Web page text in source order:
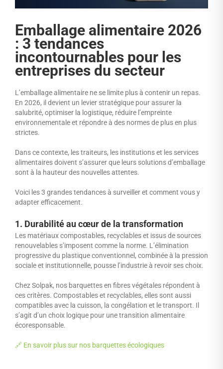
Emballage alimentaire 2026
: 3 tendances
incontournables pour les
entreprises du secteur
L’emballage alimentaire ne se limite plus à contenir un repas.
En 2026, il devient un levier stratégique pour assurer la
salubrité, optimiser la logistique, réduire l’empreinte
environnementale et répondre à des normes de plus en plus
strictes.
Dans ce contexte, les traiteurs, les institutions et les services
alimentaires doivent s’assurer que leurs solutions d’emballage
sont à la hauteur des nouvelles attentes.
Voici les 3 grandes tendances à surveiller et comment vous y
adapter efficacement.
1. Durabilité au cœur de la transformation
Les matériaux compostables, recyclables et issus de sources
renouvelables s’imposent comme la norme. L’élimination
progressive du plastique conventionnel, combinée à la pression
sociale et institutionnelle, pousse l’industrie à revoir ses choix.
Chez Solpak, nos barquettes en fibres végétales répondent à
ces critères. Compostables et recyclables, elles sont aussi
compatibles avec la cuisson, la congélation et le transport. Il
s’agit d’un choix logique pour une transition alimentaire
écoresponsable.
🔗 En savoir plus sur nos barquettes écologiques